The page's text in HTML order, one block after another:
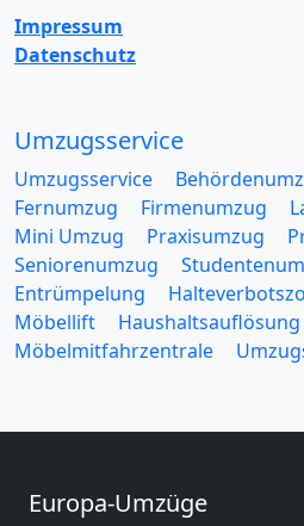
Impressum
Datenschutz
Umzugsservice
Umzugsservice
Fernumzug
Firmenumzug
Mini Umzug
Praxisumzug
Seniorenumzug
Entrümpelung
Möbellift
Haushaltsauflösung
Möbelmitfahrzentrale
Europa-Umzüge